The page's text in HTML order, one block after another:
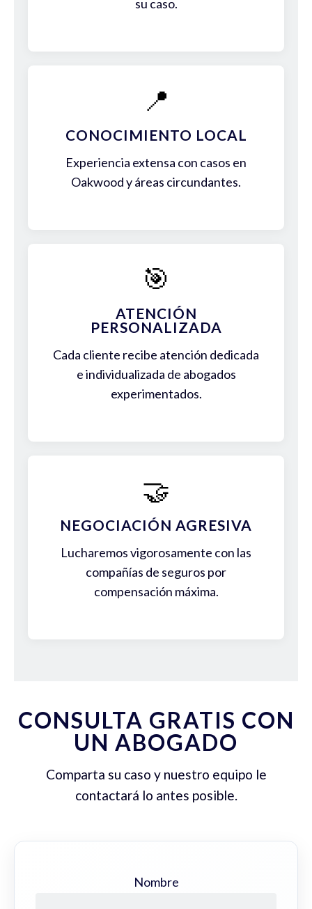
su caso.
📍
CONOCIMIENTO LOCAL
Experiencia extensa con casos en
Oakwood y áreas circundantes.
🎯
ATENCIÓN
PERSONALIZADA
Cada cliente recibe atención dedicada
e individualizada de abogados
experimentados.
🤝
NEGOCIACIÓN AGRESIVA
Lucharemos vigorosamente con las
compañías de seguros por
compensación máxima.
CONSULTA GRATIS CON
UN ABOGADO
Comparta su caso y nuestro equipo le
contactará lo antes posible.
Nombre